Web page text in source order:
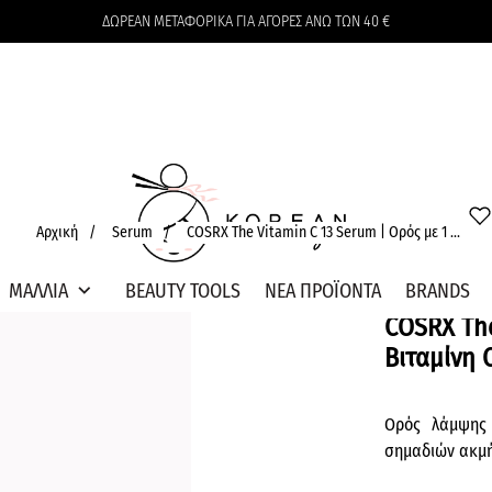
ΔΩΡΕΑΝ ΜΕΤΑΦΟΡΙΚΑ ΓΙΑ ΑΓΟΡΕΣ ΑΝΩ ΤΩΝ 40 €
Το καλάθι δεν περιέχει προϊόντα.
ΜΑΛΛΙΑ expand_more BEAUTY TOOLS ΝΕΑ ΠΡΟΪΟΝΤΑ BRANDS
Αρχική / Serum / COSRX The Vitamin C 13 Serum | Ορός με 1 ...
COSRX
Ορός λάμψης
σημαδιών